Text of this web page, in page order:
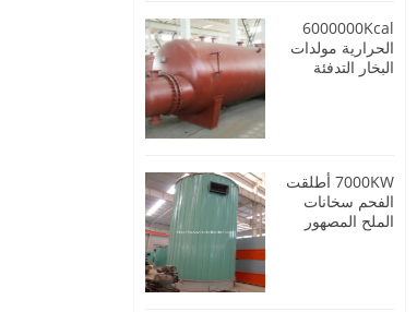
6000000Kcal
الحرارية مولدات
البخار التدفئة
7000KW أطلقت
الفحم سخانات
الملح المصهور